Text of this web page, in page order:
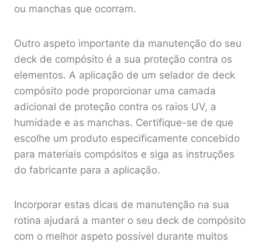
ou manchas que ocorram.
Outro aspeto importante da manutenção do seu
deck de compósito é a sua proteção contra os
elementos. A aplicação de um selador de deck
compósito pode proporcionar uma camada
adicional de proteção contra os raios UV, a
humidade e as manchas. Certifique-se de que
escolhe um produto especificamente concebido
para materiais compósitos e siga as instruções
do fabricante para a aplicação.
Incorporar estas dicas de manutenção na sua
rotina ajudará a manter o seu deck de compósito
com o melhor aspeto possível durante muitos